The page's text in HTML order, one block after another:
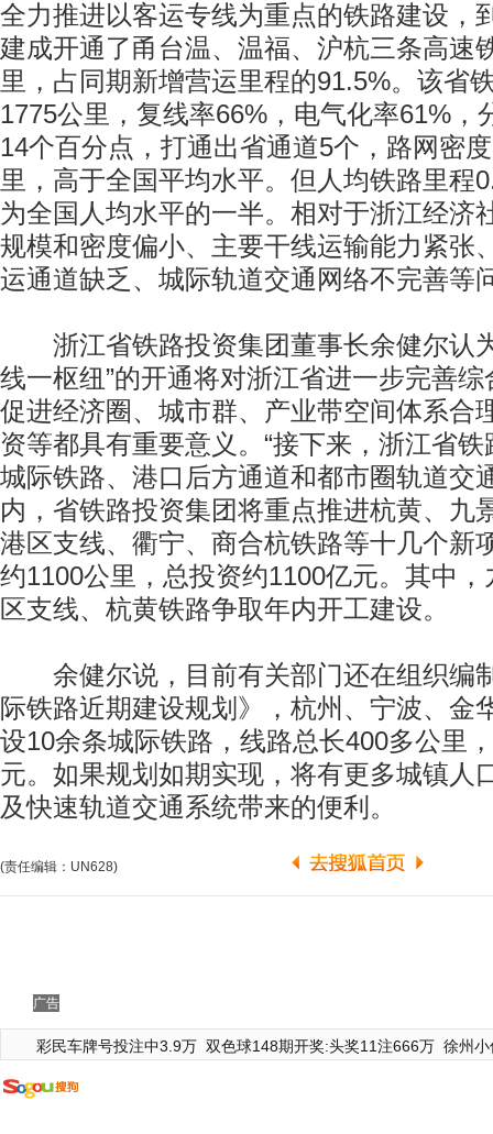
全力推进以客运专线为重点的铁路建设，
建成开通了甬台温、温福、沪杭三条高速
里，占同期新增营运里程的91.5%。该省
1775公里，复线率66%，电气化率61%，
14个百分点，打通出省通道5个，路网密
里，高于全国平均水平。但人均铁路里程
为全国人均水平的一半。相对于浙江经济
规模和密度偏小、主要干线运输能力紧张
运通道缺乏、城际轨道交通网络不完善等
浙江省铁路投资集团董事长余健尔认
线一枢纽”的开通将对浙江省进一步完善
促进经济圈、城市群、产业带空间体系合
资等都具有重要意义。“接下来，浙江省
城际铁路、港口后方通道和都市圈轨道交
内，省铁路投资集团将重点推进杭黄、九
港区支线、衢宁、商合杭铁路等十几个新
约1100公里，总投资约1100亿元。其中
区支线、杭黄铁路争取年内开工建设。
余健尔说，目前有关部门还在组织编
际铁路近期建设规划》，杭州、宁波、金
设10余条城际铁路，线路总长400多公里
元。如果规划如期实现，将有更多城镇人
及快速轨道交通系统带来的便利。
(责任编辑：UN628)
广告
彩民车牌号投注中3.9万 双色球148期开奖:头奖11注666万 徐州